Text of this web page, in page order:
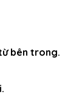
bên trong.